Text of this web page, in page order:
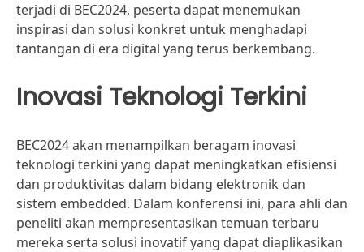
terjadi di BEC2024, peserta dapat menemukan
inspirasi dan solusi konkret untuk menghadapi
tantangan di era digital yang terus berkembang.
Inovasi Teknologi Terkini
BEC2024 akan menampilkan beragam inovasi
teknologi terkini yang dapat meningkatkan efisiensi
dan produktivitas dalam bidang elektronik dan
sistem embedded. Dalam konferensi ini, para ahli dan
peneliti akan mempresentasikan temuan terbaru
mereka serta solusi inovatif yang dapat diaplikasikan